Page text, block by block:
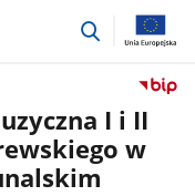
przejdź
I i II
w